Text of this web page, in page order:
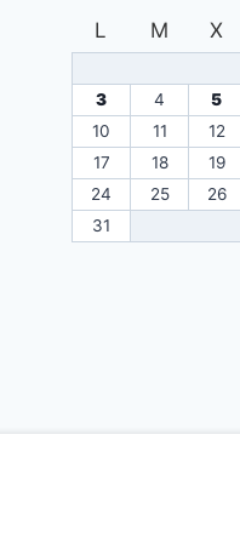
L
M X
3
4 5
10
11 12
17
18 19
24
25 26
31